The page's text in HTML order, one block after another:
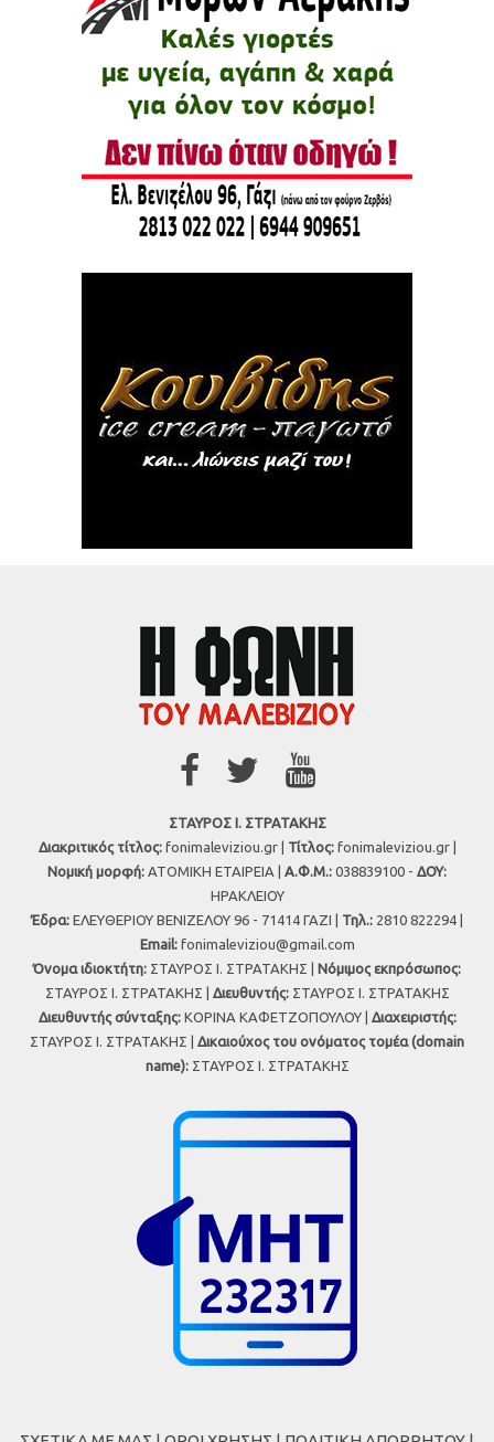
ΣΤΑΥΡΟΣ Ι. ΣΤΡΑΤΑΚΗΣ
Διακριτικός τίτλος:fonimaleviziou.gr | Τίτλος:fonimaleviziou.gr |
Νομική μορφή: ΑΤΟΜΙΚΗ ΕΤΑΙΡΕΙΑ | Α.Φ.Μ.: 038839100 - ΔΟΥ:
ΗΡΑΚΛΕΙΟΥ
Έδρα: ΕΛΕΥΘΕΡΙΟΥ ΒΕΝΙΖΕΛΟΥ 96 - 71414 ΓΑΖΙ | Τηλ.: 2810 822294 |
Εmail: fonimaleviziou@gmail.com
Όνομα ιδιοκτήτη: ΣΤΑΥΡΟΣ Ι. ΣΤΡΑΤΑΚΗΣ | Νόμιμος εκπρόσωπος:
ΣΤΑΥΡΟΣ Ι. ΣΤΡΑΤΑΚΗΣ | Διευθυντής:ΣΤΑΥΡΟΣ Ι. ΣΤΡΑΤΑΚΗΣ
Διευθυντής σύνταξης:ΚΟΡΙΝΑ ΚΑΦΕΤΖΟΠΟΥΛΟΥ | Διαχειριστής:
ΣΤΑΥΡΟΣ Ι. ΣΤΡΑΤΑΚΗΣ | Δικαιούχος του ονόματος τομέα (domain
name):ΣΤΑΥΡΟΣ Ι. ΣΤΡΑΤΑΚΗΣ